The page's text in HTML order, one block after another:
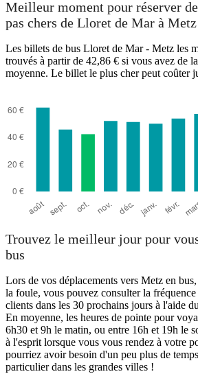
Meilleur moment pour réserver
pas chers de Lloret de Mar à Metz
Les billets de bus Lloret de Mar - Metz les
trouvés à partir de 42,86 € si vous avez de
moyenne. Le billet le plus cher peut coûter
Trouvez le meilleur jour pour
bus
Lors de vos déplacements vers Metz en
la foule, vous pouvez consulter la
clients dans les 30 prochains jours à l'aide
En moyenne, les heures de pointe pour
6h30 et 9h le matin, ou entre 16h et 19h le
à l'esprit lorsque vous vous rendez à votre
pourriez avoir besoin d'un peu plus de
particulier dans les grandes villes !